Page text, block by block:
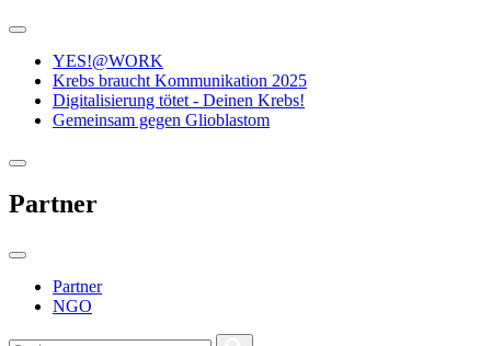
YES!@WORK
Krebs braucht Kommunikation 2025
Digitalisierung tötet - Deinen Krebs!
Gemeinsam gegen Glioblastom
Partner
Partner
NGO